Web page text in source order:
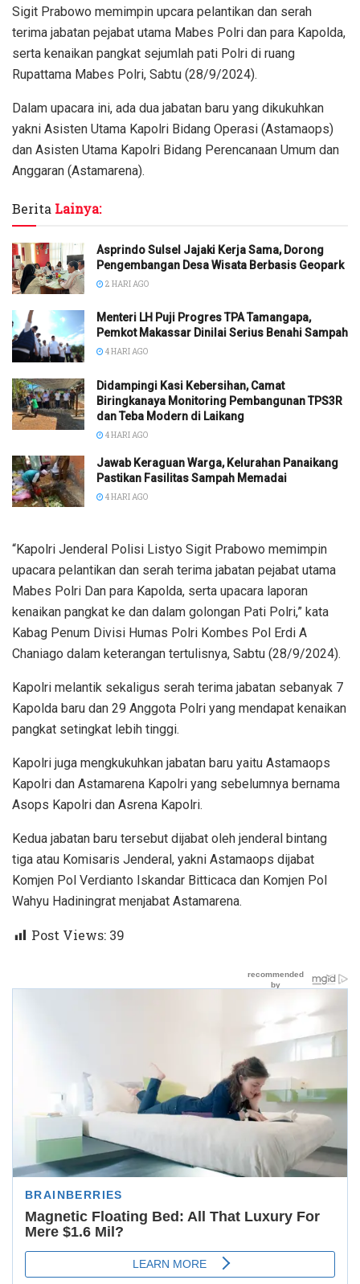
Sigit Prabowo memimpin upcara pelantikan dan serah
terima jabatan pejabat utama Mabes Polri dan para Kapolda,
serta kenaikan pangkat sejumlah pati Polri di ruang
Rupattama Mabes Polri, Sabtu (28/9/2024).
Dalam upacara ini, ada dua jabatan baru yang dikukuhkan
yakni Asisten Utama Kapolri Bidang Operasi (Astamaops)
dan Asisten Utama Kapolri Bidang Perencanaan Umum dan
Anggaran (Astamarena).
Berita Lainya:
Asprindo Sulsel Jajaki Kerja Sama, Dorong
Pengembangan Desa Wisata Berbasis Geopark
2 HARI AGO
Menteri LH Puji Progres TPA Tamangapa,
Pemkot Makassar Dinilai Serius Benahi Sampah
4 HARI AGO
Didampingi Kasi Kebersihan, Camat
Biringkanaya Monitoring Pembangunan TPS3R
dan Teba Modern di Laikang
4 HARI AGO
Jawab Keraguan Warga, Kelurahan Panaikang
Pastikan Fasilitas Sampah Memadai
4 HARI AGO
“Kapolri Jenderal Polisi Listyo Sigit Prabowo memimpin
upacara pelantikan dan serah terima jabatan pejabat utama
Mabes Polri Dan para Kapolda, serta upacara laporan
kenaikan pangkat ke dan dalam golongan Pati Polri,” kata
Kabag Penum Divisi Humas Polri Kombes Pol Erdi A
Chaniago dalam keterangan tertulisnya, Sabtu (28/9/2024).
Kapolri melantik sekaligus serah terima jabatan sebanyak 7
Kapolda baru dan 29 Anggota Polri yang mendapat kenaikan
pangkat setingkat lebih tinggi.
Kapolri juga mengkukuhkan jabatan baru yaitu Astamaops
Kapolri dan Astamarena Kapolri yang sebelumnya bernama
Asops Kapolri dan Asrena Kapolri.
Kedua jabatan baru tersebut dijabat oleh jenderal bintang
tiga atau Komisaris Jenderal, yakni Astamaops dijabat
Komjen Pol Verdianto Iskandar Bitticaca dan Komjen Pol
Wahyu Hadiningrat menjabat Astamarena.
Post Views: 39